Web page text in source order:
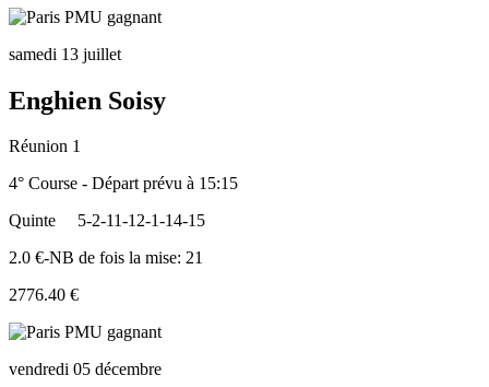
samedi 13 juillet
Enghien Soisy
Réunion 1
4° Course - Départ prévu à 15:15
Quinte
5-2-11-12-1-14-15
2.0 €-NB de fois la mise: 21
2776.40 €
vendredi 05 décembre